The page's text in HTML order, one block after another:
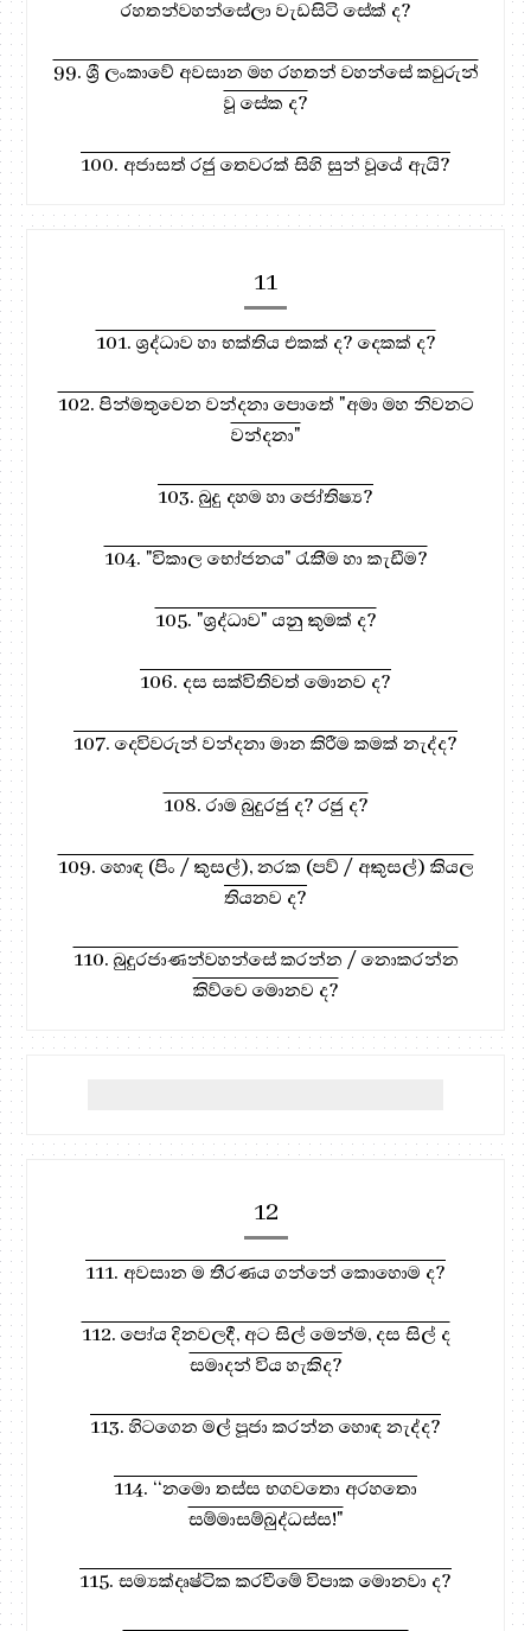
රහතන්වහන්සේලා වැඩසිටි සේක් ද?
99. ශ්‍රී ලංකාවේ අවසාන මහ රහතන් වහන්සේ කවුරුන්
වූ සේක ද?
100. අජාසත් රජු තෙවරක් සිහි සුන් වූයේ ඇයි?
11
101. ශ්‍රද්ධාව හා භක්තිය එකක් ද? දෙකක් ද?
102. පින්මතුවෙන වන්දනා පොතේ "අමා මහ නිවනට
වන්දනා"
103. බුදු දහම හා ජෝතිෂ්‍ය?
104. "විකාල භෝජනය" රැකීම හා කැඩීම?
105. "ශ්‍රද්ධාව" යනු කුමක් ද?
106. දස සක්විතිවත් මොනව ද?
107. දෙවිවරුන් වන්දනා මාන කිරීම කමක් නැද්ද?
108. රාම බුදුරජු ද? රජු ද?
109. හොඳ (පිං / කුසල්), නරක (පව් / අකුසල්) කියල
තියනව ද?
110. බුදුරජාණන්වහන්සේ කරන්න / නොකරන්න
කිව්වෙ මොනව ද?
12
111. අවසාන ම තීරණය ගන්නේ කොහොම ද?
112. පෝය දිනවලදී, අට සිල් මෙන්ම, දස සිල් ද
සමාදන් විය හැකිද?
113. හිටගෙන මල් පූජා කරන්න හොඳ නැද්ද?
114. ‘‘නමො තස්ස භගවතො අරහතො
සම්මාසම්බුද්ධස්ස!"
115. සම්‍යක්දෘෂ්ටික කරවීමේ විපාක මොනවා ද?